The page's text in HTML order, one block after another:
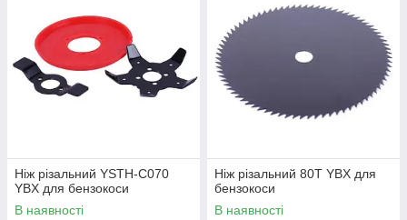
Ніж різальний YSTH-C070
YBX для бензокоси
В наявності
Ніж різальний 80Т YBX для
бензокоси
В наявності